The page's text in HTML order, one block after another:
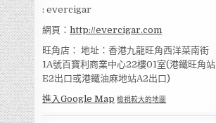
: evercigar
網頁：http://evercigar.com
旺角店： 地址：香港九龍旺角西洋菜南街
1A號百寶利商業中心22樓01室(港鐵旺角站
E2出口或港鐵油麻地站A2出口)
進入Google Map 檢視較大的地圖